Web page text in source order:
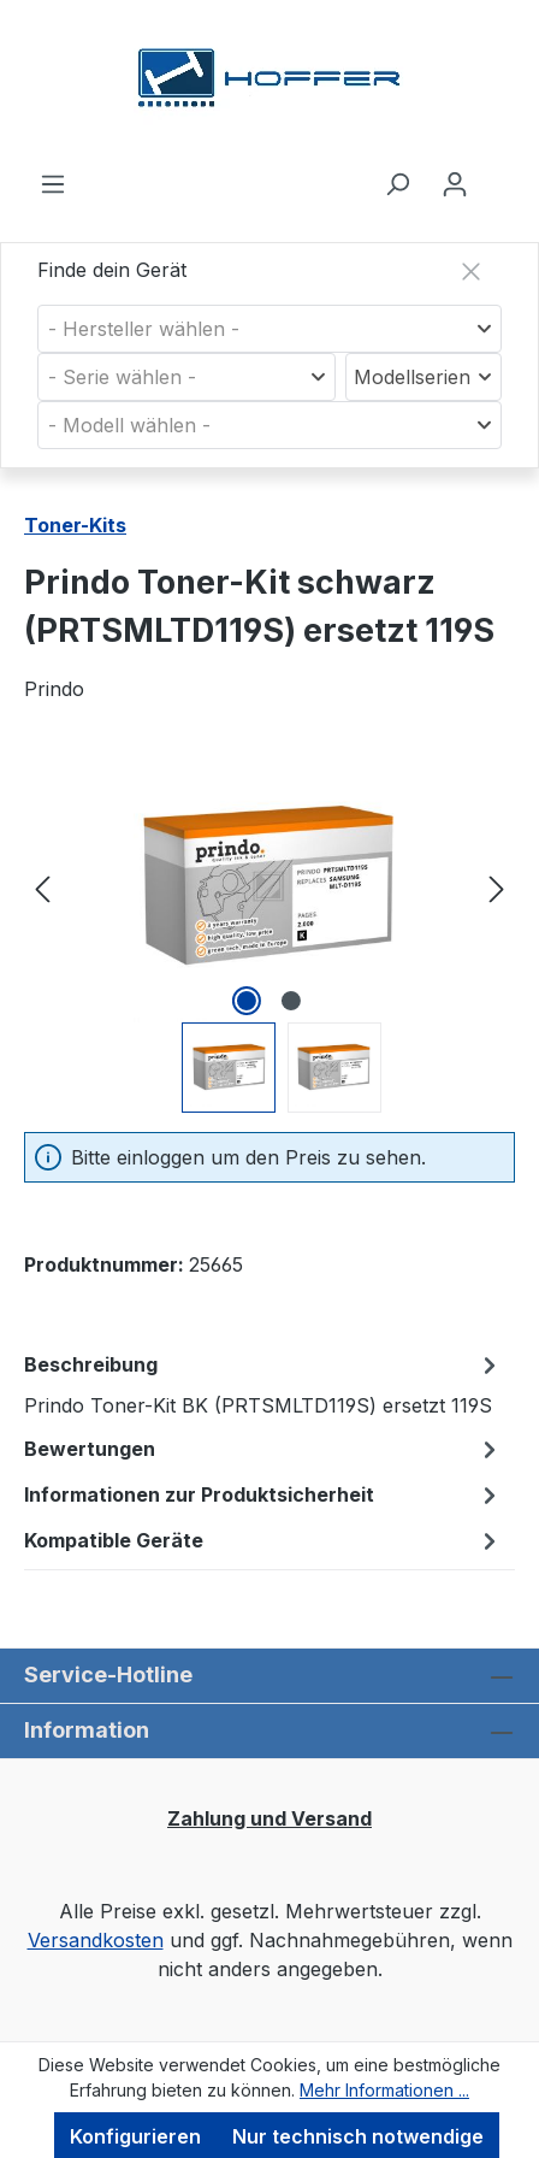
Finde dein Gerät
- Hersteller wählen -
- Serie wählen -
Modellserien
- Modell wählen -
Toner-Kits
Prindo Toner-Kit schwarz
(PRTSMLTD119S) ersetzt 119S
Prindo
Bitte einloggen um den Preis zu sehen.
Produktnummer: 25665
Beschreibung
Prindo Toner-Kit BK (PRTSMLTD119S) ersetzt 119S
Bewertungen
Informationen zur Produktsicherheit
Kompatible Geräte
Service-Hotline
Information
Zahlung und Versand
Alle Preise exkl. gesetzl. Mehrwertsteuer zzgl.
Versandkostenund ggf. Nachnahmegebühren, wenn
nicht anders angegeben.
Diese Website verwendet Cookies, um eine bestmögliche
Erfahrung bieten zu können. Mehr Informationen ...
Nur technisch notwendige
Konfigurieren